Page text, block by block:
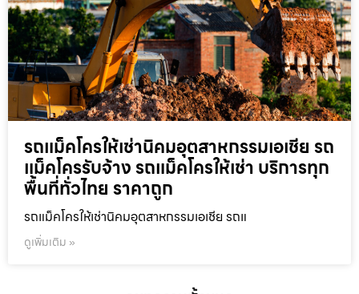
รถแม็คโครให้เช่านิคมอุตสาหกรรมเอเชีย รถ
แม็คโครรับจ้าง รถแม็คโครให้เช่า บริการทุก
พื้นที่ทั่วไทย ราคาถูก
รถแม็คโครให้เช่านิคมอุตสาหกรรมเอเชีย รถแ
ดูเพิ่มเติม »